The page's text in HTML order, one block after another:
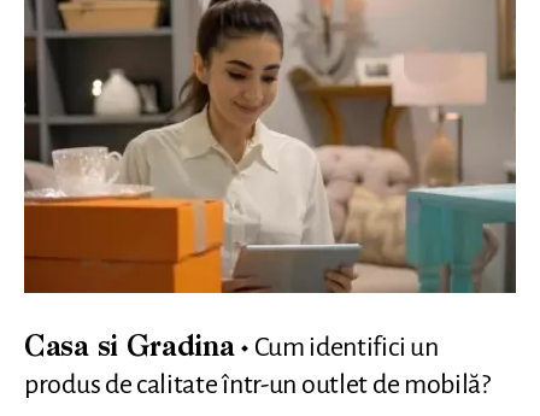
Casa si Gradina
Cum identifici un
produs de calitate într-un outlet de mobilă?